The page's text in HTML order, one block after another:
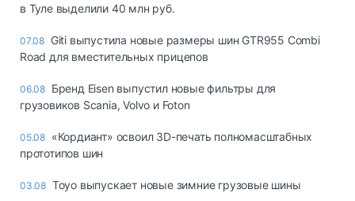
в Туле выделили 40 млн руб.
07.08 Giti выпустила новые размеры шин GTR955 Combi
Road для вместительных прицепов
06.08 Бренд Eisen выпустил новые фильтры для
грузовиков Scania, Volvo и Foton
05.08 «Кордиант» освоил 3D-печать полномасштабных
прототипов шин
03.08 Toyo выпускает новые зимние грузовые шины